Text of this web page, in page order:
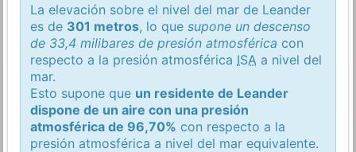
La elevación sobre el nivel del mar de Leander
es de 301 metros, lo quesupone un descenso
de 33,4 milibares de presión atmosférica con
respecto a la presión atmosférica ISA a nivel del
mar.
Esto supone que un residente de Leander
dispone de un aire con una presión
atmosférica de 96,70% con respecto a la
presión atmosférica a nivel del mar equivalente.